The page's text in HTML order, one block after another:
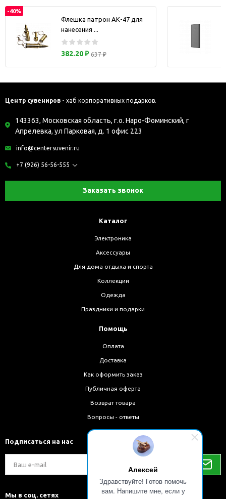
Алексей
Здравствуйте! Готов помочь
вам. Напишите мне, если у
-40%
Флешка патрон АК-47 для
нанесения ...
382.20 ₽ 637 ₽
Центр сувениров - хаб корпоративных подарков.
143363, Московская область, г.о. Наро-Фоминский, г
Апрелевка, ул Парковая, д. 1 офис 223
info@centersuvenir.ru
+7 (926) 56-56-555
Заказать звонок
Каталог
Электроника
Аксессуары
Для дома отдыха и спорта
Коллекции
Одежда
Праздники и подарки
Помощь
Оплата
Доставка
Как оформить заказ
Публичная оферта
Возврат товара
Вопросы - ответы
Подписаться на нас
Мы в соц. сетях